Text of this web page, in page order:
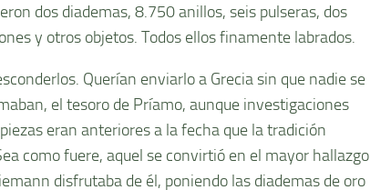
dos diademas, 8.750 anillos, seis pulseras, dos
y otros objetos. Todos ellos finamente labrados.
Querían enviarlo a Grecia sin que nadie se
el tesoro de Príamo, aunque investigaciones
eran anteriores a la fecha que la tradición
como fuere, aquel se convirtió en el mayor hallazgo
disfrutaba de él, poniendo las diademas de oro